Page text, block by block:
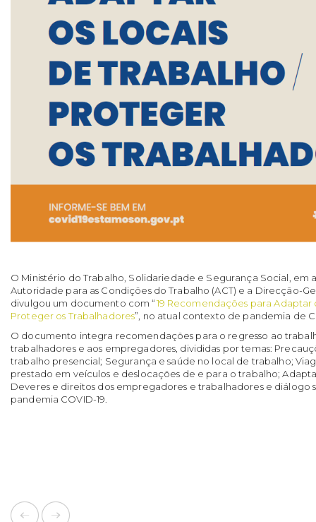
O Ministério do Trabalho, Solidariedade e Segurança Social, em
Autoridade para as Condições do Trabalho (ACT) e a Direcção-
divulgou um documento com “19 Recomendações para Adaptar
Proteger os Trabalhadores”, no atual contexto de pandemia de
O documento integra recomendações para o regresso ao
trabalhadores e aos empregadores, divididas por temas:
trabalho presencial; Segurança e saúde no local de trabalho;
prestado em veículos e deslocações de e para o trabalho;
Deveres e direitos dos empregadores e trabalhadores e diálogo
pandemia COVID-19.